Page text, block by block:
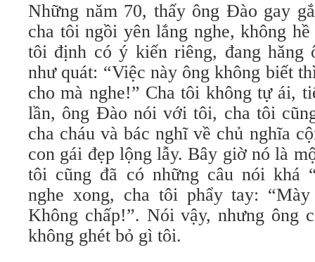
Những năm 70, thấy ông Đào gay
cha tôi ngồi yên lắng nghe, không
tôi định có ý kiến riêng, đang
như quát: “Việc này ông không biết
cho mà nghe!” Cha tôi không tự ái,
lần, ông Đào nói với tôi, cha tôi
cha cháu và bác nghĩ về chủ nghĩa
con gái đẹp lộng lẫy. Bây giờ nó là
tôi cũng đã có những câu nói khá
nghe xong, cha tôi phẩy tay:
Không chấp!”. Nói vậy, nhưng ông
không ghét bỏ gì tôi.